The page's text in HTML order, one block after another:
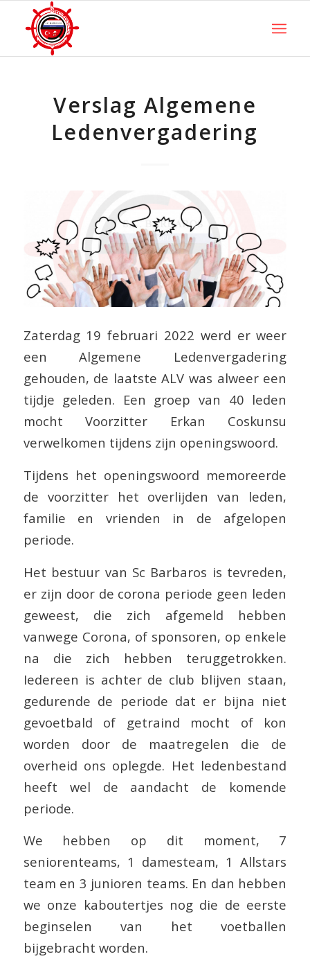
Verslag Algemene
Ledenvergadering
Zaterdag 19 februari 2022 werd er weer
een Algemene Ledenvergadering
gehouden, de laatste ALV was alweer een
tijdje geleden. Een groep van 40 leden
mocht Voorzitter Erkan Coskunsu
verwelkomen tijdens zijn openingswoord.
Tijdens het openingswoord memoreerde
de voorzitter het overlijden van leden,
familie en vrienden in de afgelopen
periode.
Het bestuur van Sc Barbaros is tevreden,
er zijn door de corona periode geen leden
geweest, die zich afgemeld hebben
vanwege Corona, of sponsoren, op enkele
na die zich hebben teruggetrokken.
Iedereen is achter de club blijven staan,
gedurende de periode dat er bijna niet
gevoetbald of getraind mocht of kon
worden door de maatregelen die de
overheid ons oplegde. Het ledenbestand
heeft wel de aandacht de komende
periode.
We hebben op dit moment, 7
seniorenteams, 1 damesteam, 1 Allstars
team en 3 junioren teams. En dan hebben
we onze kaboutertjes nog die de eerste
beginselen van het voetballen
bijgebracht worden.